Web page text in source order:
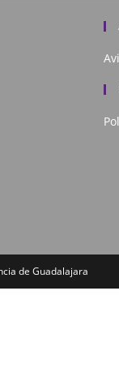
de Guadalajara